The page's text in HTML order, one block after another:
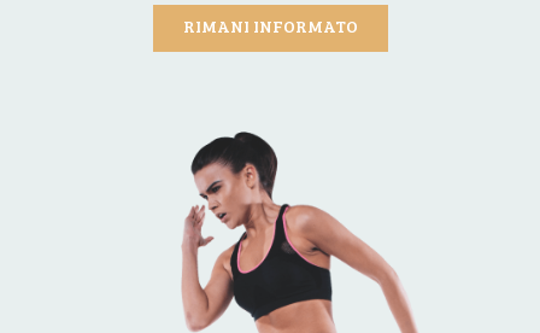
RIMANI INFORMATO